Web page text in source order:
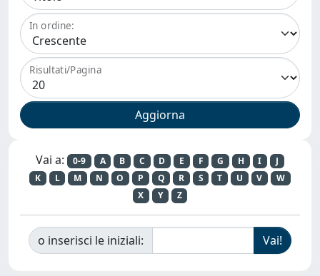
In ordine:
Risultati/Pagina
Vai a: 0-9 A B C D E F G H I
J
K
L M N O P Q R S T U V
W
X
Y Z
o inserisci le iniziali: